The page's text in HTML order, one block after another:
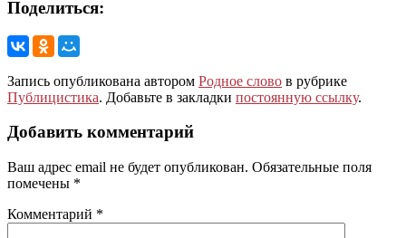
Поделиться:
Запись опубликована автором Родное слово в рубрике
Публицистика. Добавьте в закладки постоянную ссылку.
Добавить комментарий
Ваш адрес email не будет опубликован. Обязательные поля
помечены *
Комментарий *